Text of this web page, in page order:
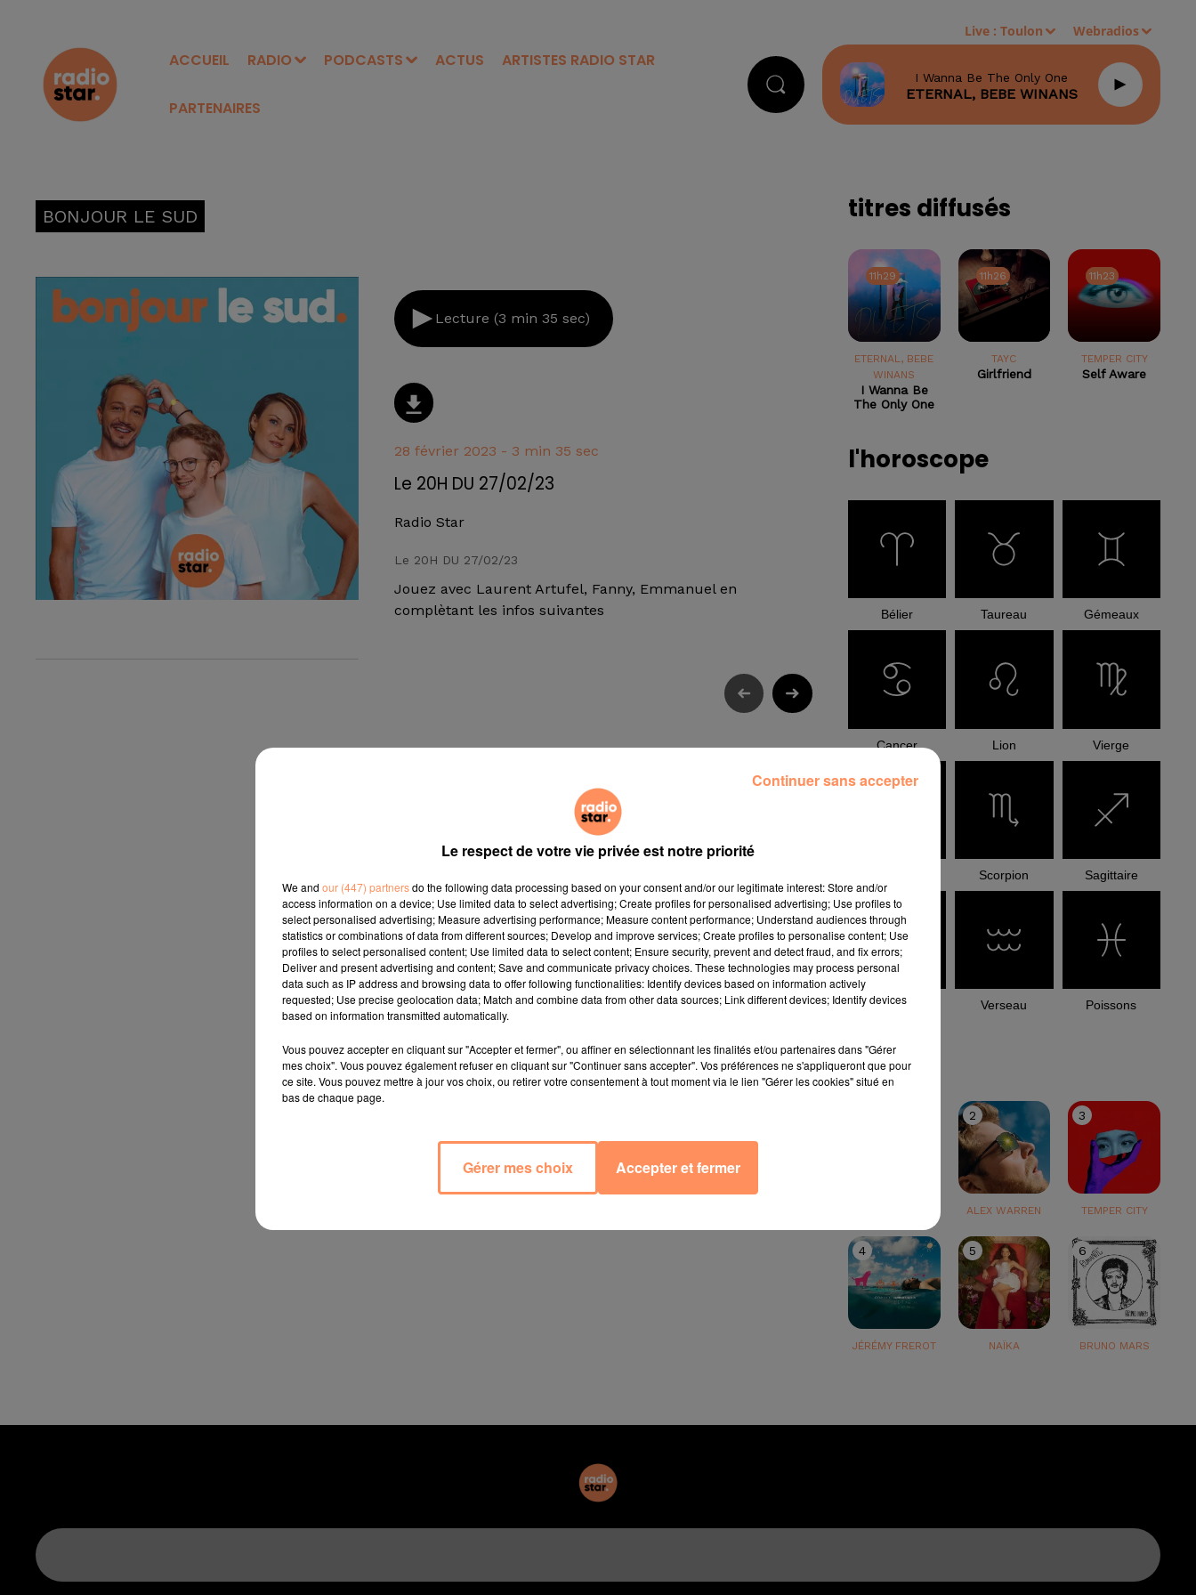
ACCUEIL RADIO PODCASTS ACTUS ARTISTES RADIO STAR
PARTENAIRES
Live :Toulon Webradios
I Wanna Be The Only One
ETERNAL, BEBE WINANS
BONJOUR LE SUD
Lecture (3 min 35 sec)
28 février 2023 - 3 min 35 sec
Le 20H DU 27/02/23
Radio Star
Le 20H DU 27/02/23
Jouez avec Laurent Artufel, Fanny, Emmanuel en
complètant les infos suivantes
titres diffusés
11h29
11h29
ETERNAL, BEBE
WINANS
I Wanna Be
The Only One
11h26
11h26
TAYC
Girlfriend
11h23
11h23
TEMPER CITY
Self Aware
l'horoscope
Bélier Taureau Gémeaux
Cancer Lion Vierge
Scorpion Sagittaire
Capricorne Verseau Poissons
le top
2
ALEX WARREN
3
TEMPER CITY
4
JÉRÉMY FREROT
5
NAÏKA
6
BRUNO MARS
Le respect de votre vie privée est notre priorité
We and our (447) partnersdo the following data processing based on your consent and/or our legitimate interest: Store and/or
access information on a device; Use limited data to select advertising; Create profiles for personalised advertising; Use profiles to
select personalised advertising; Measure advertising performance; Measure content performance; Understand audiences through
statistics or combinations of data from different sources; Develop and improve services; Create profiles to personalise content; Use
profiles to select personalised content; Use limited data to select content; Ensure security, prevent and detect fraud, and fix errors;
Deliver and present advertising and content; Save and communicate privacy choices. These technologies may process personal
data such as IP address and browsing data to offer following functionalities: Identify devices based on information actively
requested; Use precise geolocation data; Match and combine data from other data sources; Link different devices; Identify devices
based on information transmitted automatically.
Vous pouvez accepter en cliquant sur "Accepter et fermer", ou affiner en sélectionnant les finalités et/ou partenaires dans "Gérer
mes choix". Vous pouvez également refuser en cliquant sur "Continuer sans accepter". Vos préférences ne s'appliqueront que pour
ce site. Vous pouvez mettre à jour vos choix, ou retirer votre consentement à tout moment via le lien "Gérer les cookies" situé en
bas de chaque page.
Gérer mes choix Accepter et fermer
Continuer sans accepter